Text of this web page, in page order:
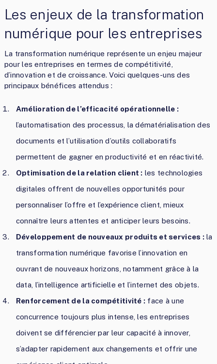
Les enjeux de la transformation
numérique pour les entreprises
La transformation numérique représente un enjeu majeur
pour les entreprises en termes de compétitivité,
d’innovation et de croissance. Voici quelques-uns des
principaux bénéfices attendus :
Amélioration de l’efficacité opérationnelle :
l’automatisation des processus, la dématérialisation des
documents et l’utilisation d’outils collaboratifs
permettent de gagner en productivité et en réactivité.
Optimisation de la relation client : les technologies
digitales offrent de nouvelles opportunités pour
personnaliser l’offre et l’expérience client, mieux
connaître leurs attentes et anticiper leurs besoins.
Développement de nouveaux produits et services :la
transformation numérique favorise l’innovation en
ouvrant de nouveaux horizons, notamment grâce à la
data, l’intelligence artificielle et l’internet des objets.
Renforcement de la compétitivité : face à une
concurrence toujours plus intense, les entreprises
doivent se différencier par leur capacité à innover,
s’adapter rapidement aux changements et offrir une